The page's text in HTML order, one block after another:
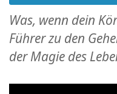
Was, wenn dein
Führer zu den
der Magie des